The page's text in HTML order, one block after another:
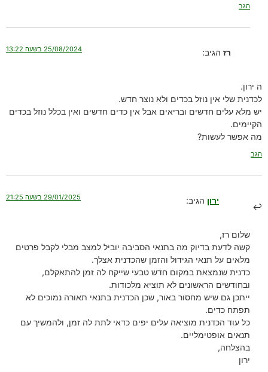
הגב
רז הגיב: 25/08/2024 בשעה 13:22
ה ירון.
לכדנית שלי אין נוזל בכדים ולא נוצר חדש.
יש מלא עלים חדשים ובריאים אבל אין כדים חדשים ואין בכלל נוזל בכדים
הקיימים.
מה אפשר לעשות?
הגב
ירון הגיב: 29/01/2025 בשעה 21:25
שלום רז,
קשה לדעת בדיוק מה בתנאי הסביבה יוביל למצב מבלי לקבל פרטים
מלאים על תנאי הגידול והזמן שהכדנית אצלך.
כדנית שנמצאת במקום חדש טבעי שייקח לה זמן להתאקלם,
ובחודשים הראשונים לא תוציא מלכודות.
ייתכן גם שיש מחסור באור, שכן הכדנית בתנאי תאורה נמוכים לא
תפתח כדים.
כל עוד הכדנית מוציאה עלים יפים כדאי לתת לה זמן, ולהמשיך עם
תנאים אופטימליים.
בהצלחה,
ירון